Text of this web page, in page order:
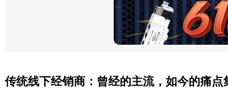
传统线下经销商：曾经的主流，如今的痛点